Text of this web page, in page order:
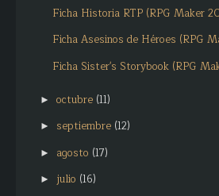
Ficha Historia RTP (RPG Maker
Ficha Asesinos de Héroes (RPG
Ficha Sister's Storybook (RPG
► octubre (11)
► septiembre (12)
► agosto (17)
► julio (16)